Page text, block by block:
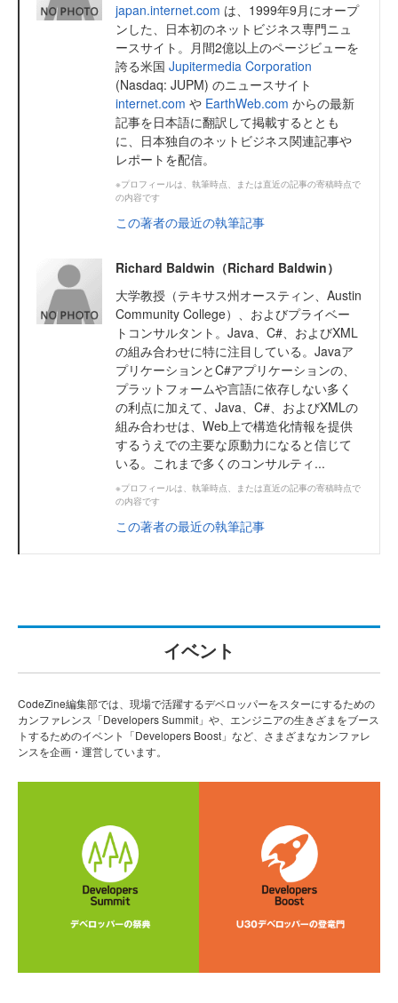
japan.internet.com は、1999年9月にオープ
ンした、日本初のネットビジネス専門ニュ
ースサイト。月間2億以上のページビューを
誇る米国 Jupitermedia Corporation
(Nasdaq: JUPM) のニュースサイト
internet.com や EarthWeb.com からの最新
記事を日本語に翻訳して掲載するととも
に、日本独自のネットビジネス関連記事や
レポートを配信。
※プロフィールは、執筆時点、または直近の記事の寄稿時点で
の内容です
この著者の最近の執筆記事
Richard Baldwin（Richard Baldwin）
大学教授（テキサス州オースティン、Austin
Community College）、およびプライベー
トコンサルタント。Java、C#、およびXML
の組み合わせに特に注目している。Javaア
プリケーションとC#アプリケーションの、
プラットフォームや言語に依存しない多く
の利点に加えて、Java、C#、およびXMLの
組み合わせは、Web上で構造化情報を提供
するうえでの主要な原動力になると信じて
いる。これまで多くのコンサルティ...
※プロフィールは、執筆時点、または直近の記事の寄稿時点で
の内容です
この著者の最近の執筆記事
イベント
CodeZine編集部では、現場で活躍するデベロッパーをスターにするための
カンファレンス「Developers Summit」や、エンジニアの生きざまをブース
トするためのイベント「Developers Boost」など、さまざまなカンファレ
ンスを企画・運営しています。